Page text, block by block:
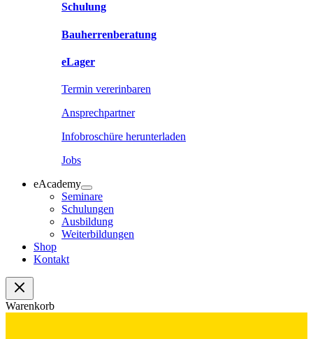
Schulung
Bauherrenberatung
eLager
Termin vererinbaren
Ansprechpartner
Infobroschüre herunterladen
Jobs
eAcademy
Seminare
Schulungen
Ausbildung
Weiterbildungen
Shop
Kontakt
Warenkorb